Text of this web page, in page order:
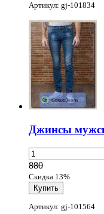
Артикул: gj-101834
Джинсы
880
Скидка 13%
Артикул: gj-101564